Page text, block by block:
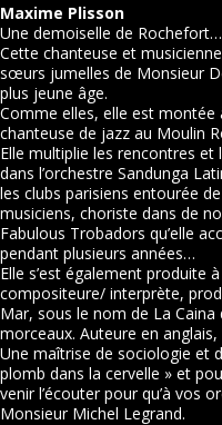
Maxime Plisson
Une demoiselle de Rochefort…
Cette chanteuse et
sœurs jumelles de Monsieur
plus jeune âge.
Comme elles, elle est montée
chanteuse de jazz au Moulin
Elle multiplie les rencontres et
dans l’orchestre Sandunga
les clubs parisiens entourée
musiciens, choriste dans de
Fabulous Trobadors qu’elle
pendant plusieurs années…
Elle s’est également produite
compositeure/ interprète,
Mar, sous le nom de La
morceaux. Auteure en
Une maîtrise de sociologie et
plomb dans la cervelle » et
venir l’écouter pour qu’à vos
Monsieur Michel Legrand.